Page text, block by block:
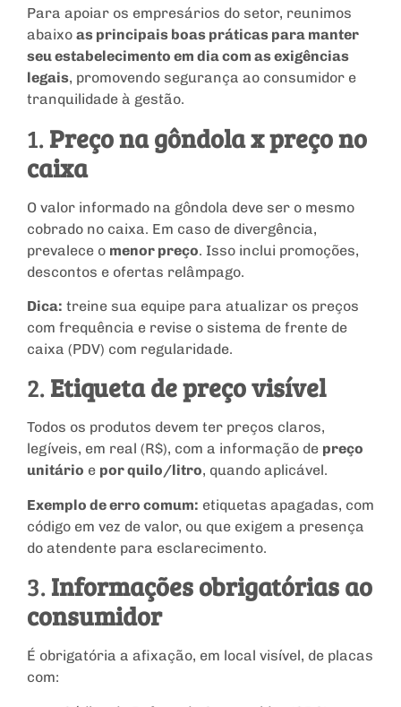
Para apoiar os empresários do setor, reunimos
abaixo as principais boas práticas para manter
seu estabelecimento em dia com as exigências
legais, promovendo segurança ao consumidor e
tranquilidade à gestão.
1.Preço na gôndola x preço no
caixa
O valor informado na gôndola deve ser o mesmo
cobrado no caixa. Em caso de divergência,
prevalece o menor preço. Isso inclui promoções,
descontos e ofertas relâmpago.
Dica: treine sua equipe para atualizar os preços
com frequência e revise o sistema de frente de
caixa (PDV) com regularidade.
2.Etiqueta de preço visível
Todos os produtos devem ter preços claros,
legíveis, em real (R$), com a informação de preço
unitário e por quilo/litro, quando aplicável.
Exemplo de erro comum: etiquetas apagadas, com
código em vez de valor, ou que exigem a presença
do atendente para esclarecimento.
3.Informações obrigatórias ao
consumidor
É obrigatória a afixação, em local visível, de placas
com: